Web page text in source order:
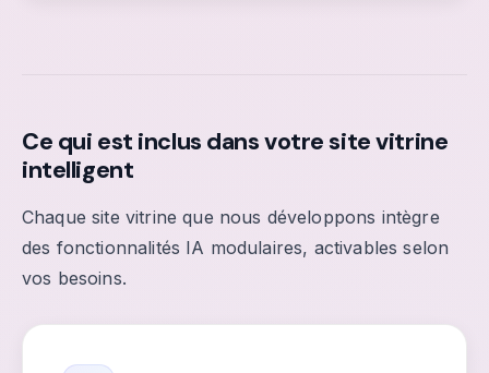
Ce qui est inclus dans votre site vitrine
intelligent
Chaque site vitrine que nous développons intègre
des fonctionnalités IA modulaires, activables selon
vos besoins.